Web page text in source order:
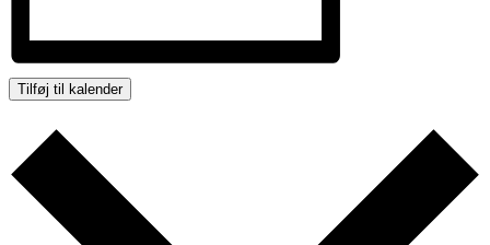
Tilføj til kalender